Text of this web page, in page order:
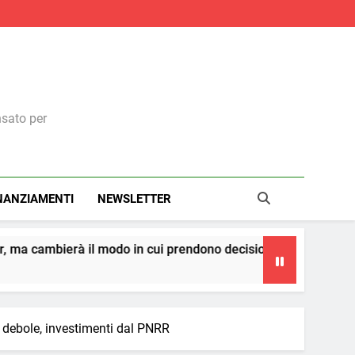
per
NEWSLETTER
cui prendono decisioni La teoria dei cerchi
investimenti dal PNRR